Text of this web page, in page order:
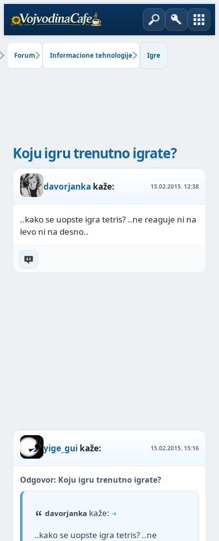
Forum Informacione tehnologije Igre
Koju igru trenutno igrate?
davorjanka kaže: 15.02.2015. 12:38
..kako se uopste igra tetris? ..ne reaguje ni na
levo ni na desno..
yige_gui kaže: 15.02.2015. 15:16
Odgovor: Koju igru trenutno igrate?
davorjanka kaže:
..kako se uopste igra tetris? ..ne